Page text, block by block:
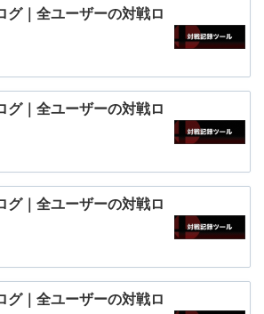
グ｜全ユーザーの対戦ロ
グ｜全ユーザーの対戦ロ
グ｜全ユーザーの対戦ロ
グ｜全ユーザーの対戦ロ